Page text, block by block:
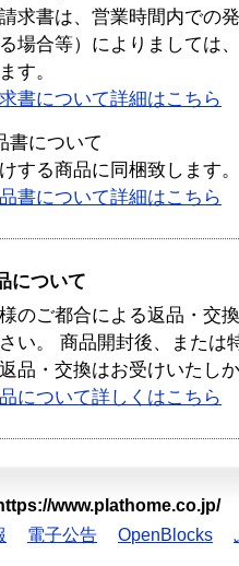
求書は、営業時間内での
場合等）によりましては
す。
書について詳細はこちら
書について
する商品に同梱致します。
書について詳細はこちら
について
のご都合による返品・交
い。 商品開封後、または
品・交換はお受けいたし
について詳しくはこちら
www.plathome.co.jp/
電子公告 OpenBlocks